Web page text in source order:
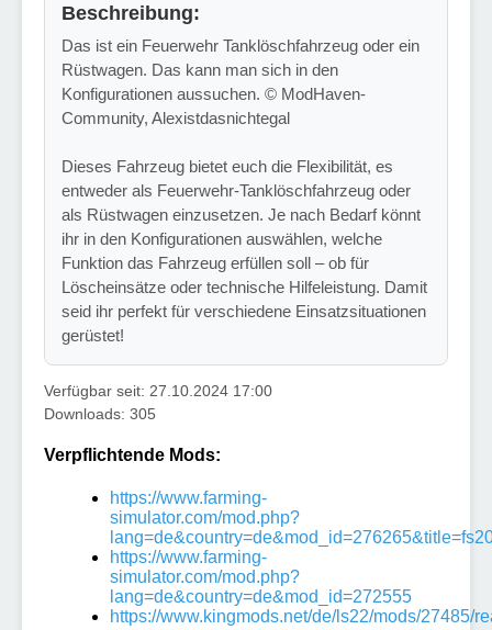
Beschreibung:
Das ist ein Feuerwehr Tanklöschfahrzeug oder ein
Rüstwagen. Das kann man sich in den
Konfigurationen aussuchen. © ModHaven-
Community, Alexistdasnichtegal
Dieses Fahrzeug bietet euch die Flexibilität, es
entweder als Feuerwehr-Tanklöschfahrzeug oder
als Rüstwagen einzusetzen. Je nach Bedarf könnt
ihr in den Konfigurationen auswählen, welche
Funktion das Fahrzeug erfüllen soll – ob für
Löscheinsätze oder technische Hilfeleistung. Damit
seid ihr perfekt für verschiedene Einsatzsituationen
gerüstet!
Verfügbar seit: 27.10.2024 17:00
Downloads: 305
Verpflichtende Mods:
https://www.farming-
simulator.com/mod.php?
https://www.farming-
simulator.com/mod.php?
lang=de&country=de&mod_id=272555
https://www.kingmods.net/de/ls22/mods/27485/